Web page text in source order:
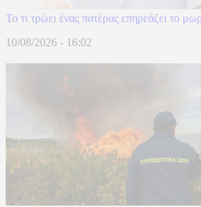
Το τι τρώει ένας πατέρας επηρεάζει το
10/08/2026 - 16:02